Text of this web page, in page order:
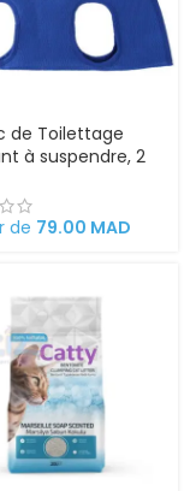
de Toilettage
à suspendre, 2
– Coupe Griffes et
avec 2
de 79.00 MAD